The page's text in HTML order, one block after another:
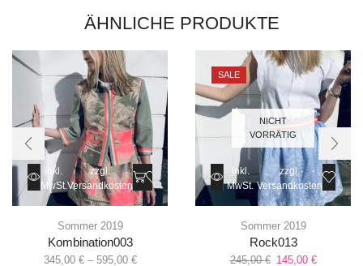
ÄHNLICHE PRODUKTE
inkl.
MwSt.
zzgl.
Versandkosten
Sommer 2019
Kombination003
345,00 €– 595,00 €
SALE
NICHT
VORRÄTIG
inkl.
MwSt.
zzgl.
Versandkosten
Sommer 2019
Rock013
245,00€ 145,00 €